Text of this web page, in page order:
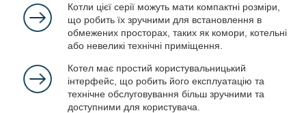
Котли цієї серії можуть мати компактні розміри,
що робить їх зручними для встановлення в
обмежених просторах, таких як комори, котельні
або невеликі технічні приміщення.
Котел має простий користувальницький
інтерфейс, що робить його експлуатацію та
технічне обслуговування більш зручними та
доступними для користувача.